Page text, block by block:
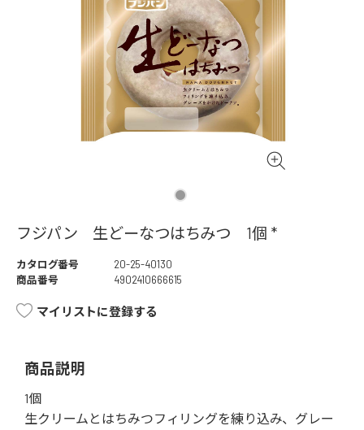
フジパン 生どーなつはちみつ 1個 *
カタログ番号
20-25-40130
商品番号
4902410666615
マイリストに登録する
商品説明
1個
生クリームとはちみつフィリングを練り込み、グレー